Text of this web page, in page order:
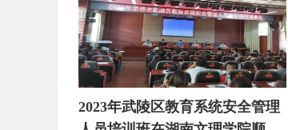
2023年武陵区教育系统安全管理